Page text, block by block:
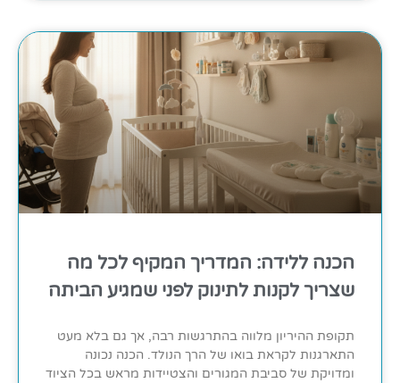
הכנה ללידה: המדריך המקיף לכל מה
שצריך לקנות לתינוק לפני שמגיע הביתה
תקופת ההיריון מלווה בהתרגשות רבה, אך גם בלא מעט
התארגנות לקראת בואו של הרך הנולד. הכנה נכונה
ומדויקת של סביבת המגורים והצטיידות מראש בכל הציוד